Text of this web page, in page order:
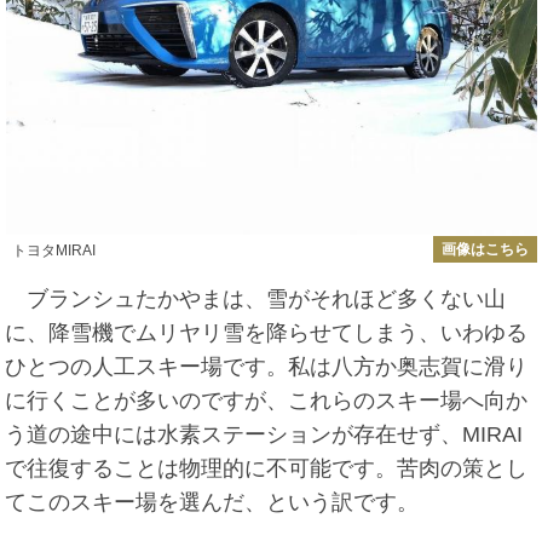
トヨタMIRAI 画像はこちら
ブランシュたかやまは、雪がそれほど多くない山
に、降雪機でムリヤリ雪を降らせてしまう、いわゆる
ひとつの人工スキー場です。私は八方か奥志賀に滑り
に行くことが多いのですが、これらのスキー場へ向か
う道の途中には水素ステーションが存在せず、MIRAI
で往復することは物理的に不可能です。苦肉の策とし
てこのスキー場を選んだ、という訳です。